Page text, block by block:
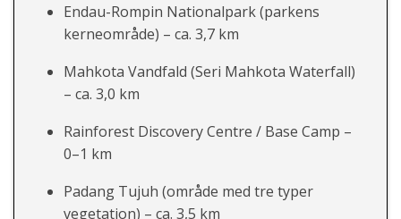
Endau-Rompin Nationalpark (parkens
kerneområde) – ca. 3,7 km
Mahkota Vandfald (Seri Mahkota Waterfall)
– ca. 3,0 km
Rainforest Discovery Centre / Base Camp –
0–1 km
Padang Tujuh (område med tre typer
vegetation) – ca. 3,5 km